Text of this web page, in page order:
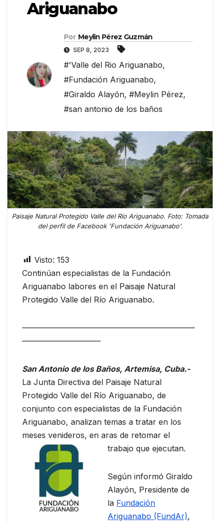
Ariguanabo
Por Meylin Pérez Guzmán
SEP 8, 2023
#'Valle del Rio Ariguanabo,
#Fundación Ariguanabo,
#Giraldo Alayón, #Meylin Pérez,
#san antonio de los baños
Paisaje Natural Protegido Valle del Río Ariguanabo. Foto: Tomada
del perfil de Facebook 'Fundación Ariguanabo'.
Visto: 153
Continúan especialistas de la Fundación
Ariguanabo labores en el Paisaje Natural
Protegido Valle del Río Ariguanabo.
——————————————————————
——————————
San Antonio de los Baños, Artemisa, Cuba.-
La Junta Directiva del Paisaje Natural
Protegido Valle del Río Ariguanabo, de
conjunto con especialistas de la Fundación
Ariguanabo, analizan temas a tratar en los
meses venideros, en aras de retomar el
trabajo que ejecutan.
Según informó Giraldo
Alayón, Presidente de
la Fundación
Ariguanabo (FundAr),